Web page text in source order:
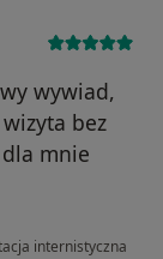
wywiad,
bez
mnie
internistyczna